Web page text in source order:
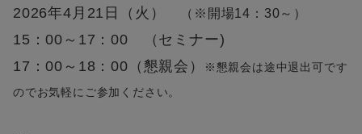
2026年4月21日（火）
（※開場14：30～）
15：00～17：00 （セミナー)
17：00～18：00（懇親会）
※懇親会は途中退出可です
のでお気軽にご参加ください。